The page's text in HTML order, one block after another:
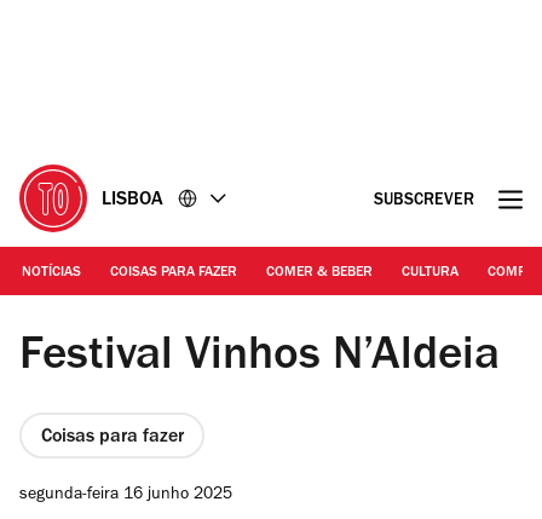
LISBOA SUBSCREVER
NOTÍCIAS COISAS PARA FAZER COMER & BEBER CULTURA
DR
Festival Vinhos N’Aldeia
Coisas para fazer
segunda-feira 16 junho 2025